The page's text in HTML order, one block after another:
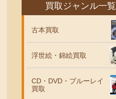
買取ジャンル一覧
古本買取
浮世絵・錦絵買取
CD・DVD・ブルーレイ
買取